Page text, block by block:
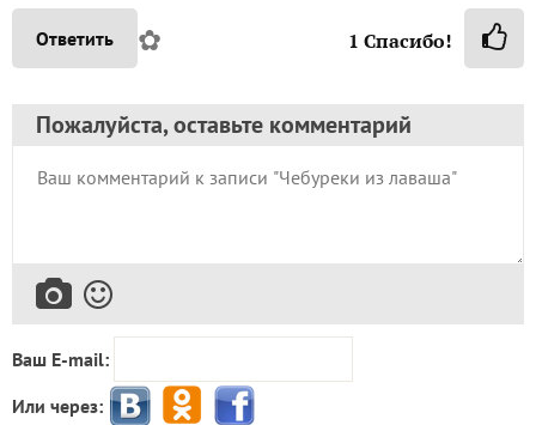
Ответить ✿ 1 Спасибо!
Пожалуйста, оставьте комментарий
Ваш E-mail:
Или через: